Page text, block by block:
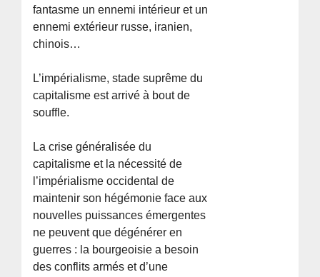
fantasme un ennemi intérieur et un
ennemi extérieur russe, iranien,
chinois…
L’impérialisme, stade suprême du
capitalisme est arrivé à bout de
souffle.
La crise généralisée du
capitalisme et la nécessité de
l’impérialisme occidental de
maintenir son hégémonie face aux
nouvelles puissances émergentes
ne peuvent que dégénérer en
guerres : la bourgeoisie a besoin
des conflits armés et d’une